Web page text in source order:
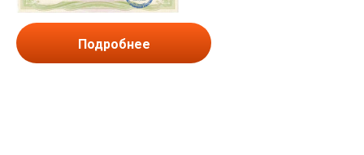
Подробнее